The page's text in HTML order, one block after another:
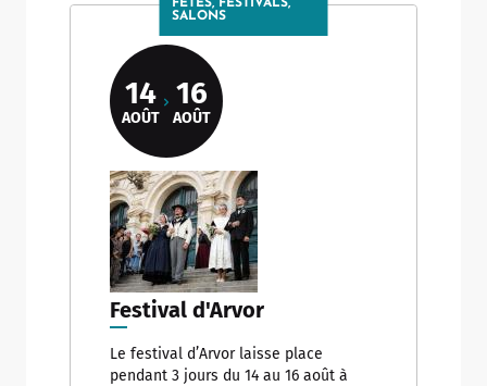
FÊTES, FESTIVALS,
SALONS
14
AOÛT
16
AOÛT
Festival d'Arvor
Le festival d’Arvor laisse place
pendant 3 jours du 14 au 16 août à
ShareThis is disabled.